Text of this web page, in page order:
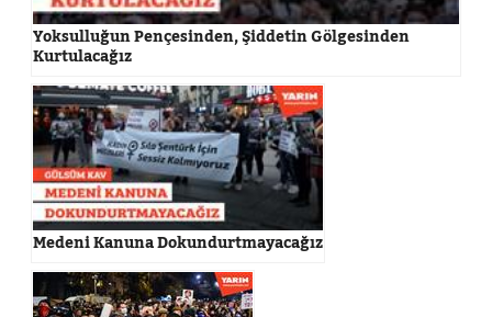
Yoksulluğun Pençesinden, Şiddetin Gölgesinden
Kurtulacağız
Medeni Kanuna Dokundurtmayacağız